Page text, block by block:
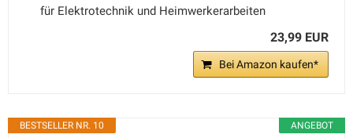
für Elektrotechnik und Heimwerkerarbeiten
23,99 EUR
Bei Amazon kaufen*
ANGEBOT
BESTSELLER NR. 10